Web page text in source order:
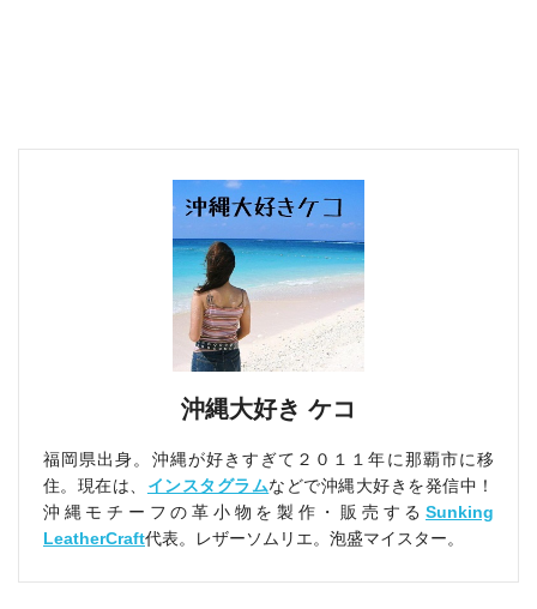
沖縄大好き ケコ
福岡県出身。沖縄が好きすぎて２０１１年に那覇市に移
住。現在は、 インスタグラムなどで沖縄大好きを発信中！
沖縄モチーフの革小物を製作・販売する Sunking
LeatherCraft代表。レザーソムリエ。泡盛マイスター。